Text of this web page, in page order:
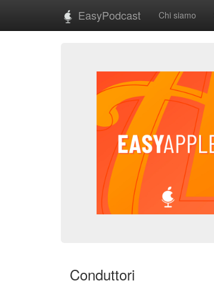
EasyPodcast Chi siamo
Conduttori